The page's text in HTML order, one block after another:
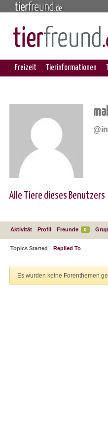
Freizeit Tierinformationen
Alle Tiere dieses Benutzers
Aktivität Profil Freunde 0
Topics Started Replied To
Es wurden keine Forenthemen